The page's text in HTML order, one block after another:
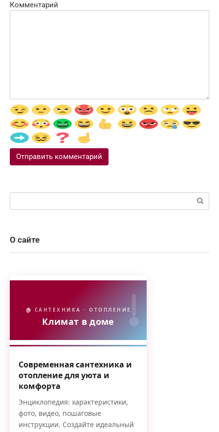
Комментарий
Поиск:
О сайте
🏠 САНТЕХНИКА · ОТОПЛЕНИЕ
Климат в доме
Современная сантехника и
отопление для уюта и
комфорта
Энциклопедия: характеристики,
фото, видео, пошаговые
инструкции. Создайте идеальный